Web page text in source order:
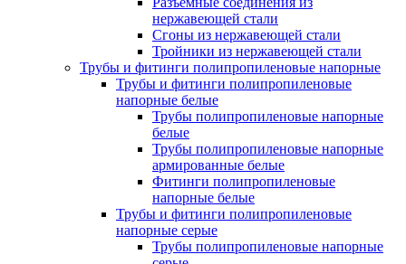
нержавеющей стали
Сгоны из нержавеющей стали
Тройники из нержавеющей стали
Трубы и фитинги полипропиленовые напорные
Трубы и фитинги полипропиленовые
напорные белые
Трубы полипропиленовые напорные
белые
Трубы полипропиленовые напорные
армированные белые
Фитинги полипропиленовые
напорные белые
Трубы и фитинги полипропиленовые
напорные серые
Трубы полипропиленовые напорные